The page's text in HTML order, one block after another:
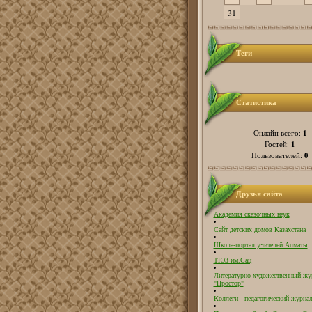
31
Теги
Статистика
Онлайн всего: 1
Гостей: 1
Пользователей: 0
Друзья сайта
Академия сказочных наук
Сайт детских домов Казахстана
Школа-портал учителей Алматы
ТЮЗ им.Сац
Литературно-художественный
"Простор"
Коллеги - педагогический